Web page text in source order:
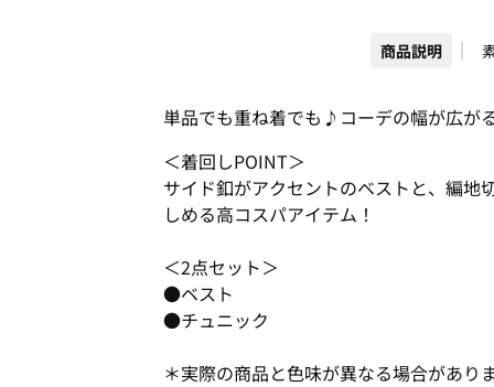
商品説明
単品でも重ね着でも♪コーデの幅が広が
＜着回しPOINT＞
サイド釦がアクセントのベストと、編地
しめる高コスパアイテム！
＜2点セット＞
●ベスト
●チュニック
＊実際の商品と色味が異なる場合があり